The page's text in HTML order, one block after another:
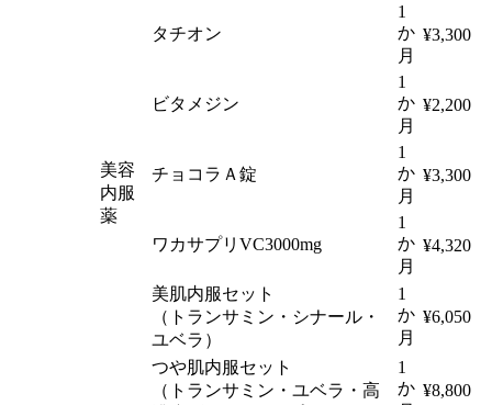
美容
内服
薬
タチオン
1
か
月
¥3,300
ビタメジン
1
か
月
¥2,200
チョコラＡ錠
1
か
月
¥3,300
ワカサプリVC3000mg
1
か
月
¥4,320
美肌内服セット
（トランサミン・シナール・
ユベラ）
1
か
月
¥6,050
つや肌内服セット
（トランサミン・ユベラ・高
1
か ¥8,800